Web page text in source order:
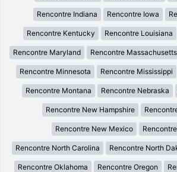
Rencontre Indiana Rencontre Iowa
Rencontre Kentucky Rencontre Louisiana
Rencontre Maryland Rencontre Massachusetts
Rencontre Minnesota Rencontre Mississippi
Rencontre Montana Rencontre Nebraska
Rencontre New Hampshire
Rencontre New Mexico
Rencontre North Carolina Rencontre North
Rencontre Oklahoma Rencontre Oregon